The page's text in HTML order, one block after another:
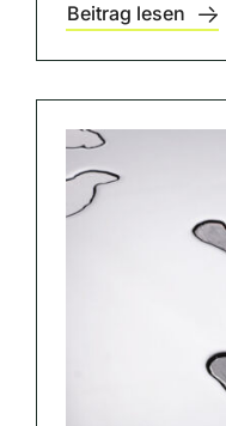
Beitrag lesen